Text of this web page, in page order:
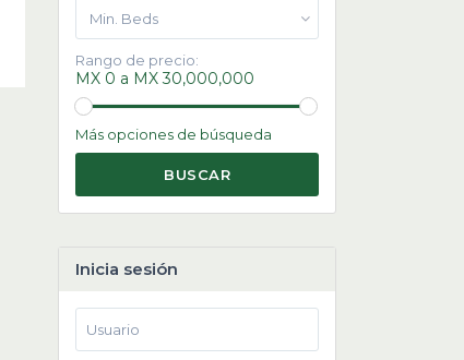
Min. Beds
Rango de precio:
MX 0 a MX 30,000,000
Más opciones de búsqueda
BUSCAR
Inicia sesión